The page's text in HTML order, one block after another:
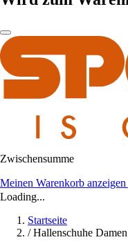
Zwischensumme
Meinen Warenkorb anzeigen
Loading...
Startseite
/ Hallenschuhe